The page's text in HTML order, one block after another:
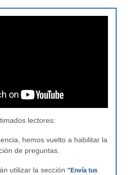
lectores:
hemos vuelto a habilitar la
de preguntas.
utilizar la sección "Envía tus